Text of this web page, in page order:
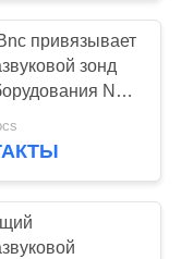
22
привязывает
зонд
Ndt